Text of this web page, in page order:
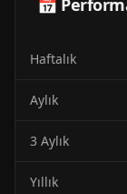
📅
Haftalık
Aylık
3 Aylık
Yıllık